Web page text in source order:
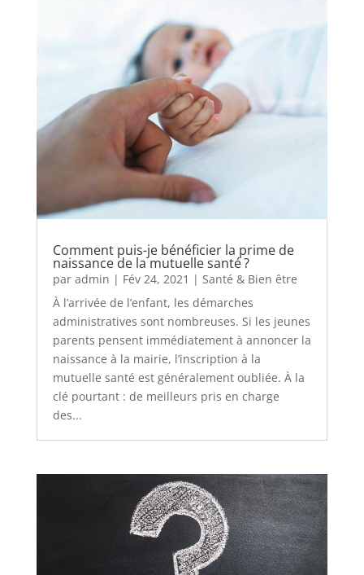
Comment puis-je bénéficier la prime de
naissance de la mutuelle santé ?
par admin | Fév 24, 2021 | Santé & Bien être
À l’arrivée de l’enfant, les démarches
administratives sont nombreuses. Si les jeunes
parents pensent immédiatement à annoncer la
naissance à la mairie, l’inscription à la
mutuelle santé est généralement oubliée. À la
clé pourtant : de meilleurs pris en charge
des...